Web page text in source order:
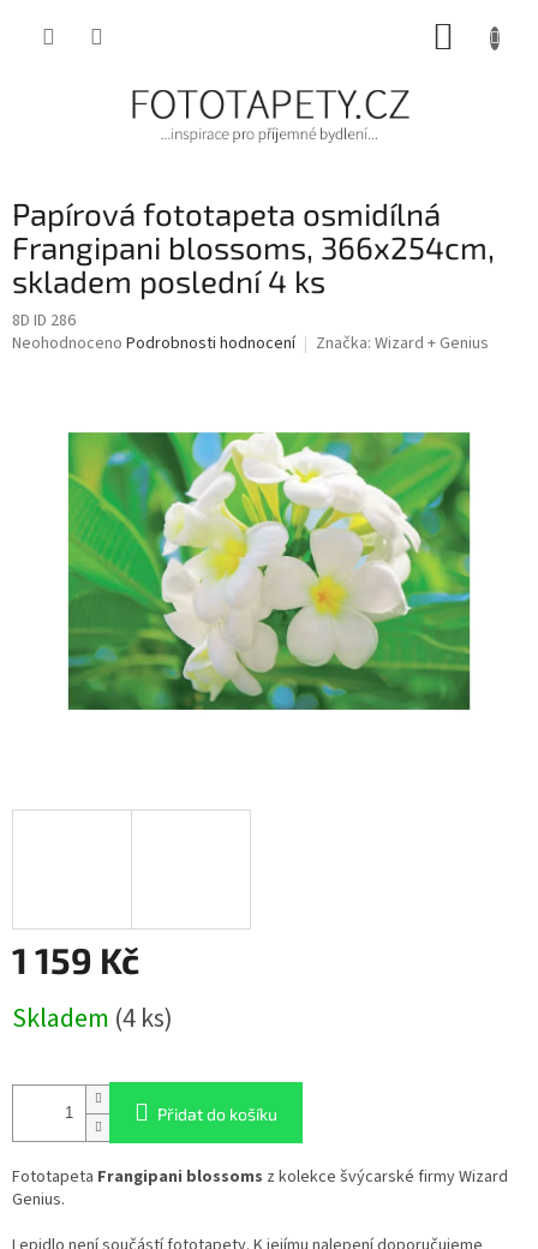
Papírová fototapeta osmidílná
Frangipani blossoms, 366x254cm,
skladem poslední 4 ks
8D ID 286
Průměrné
hvězdiček.
Neohodnoceno Podrobnosti hodnocení Značka: Wizard + Genius
1 159 Kč
cena:
Skladem (4 ks)
Přidat do košíku
Fototapeta Frangipani blossoms z kolekce švýcarské firmy Wizard
Genius.